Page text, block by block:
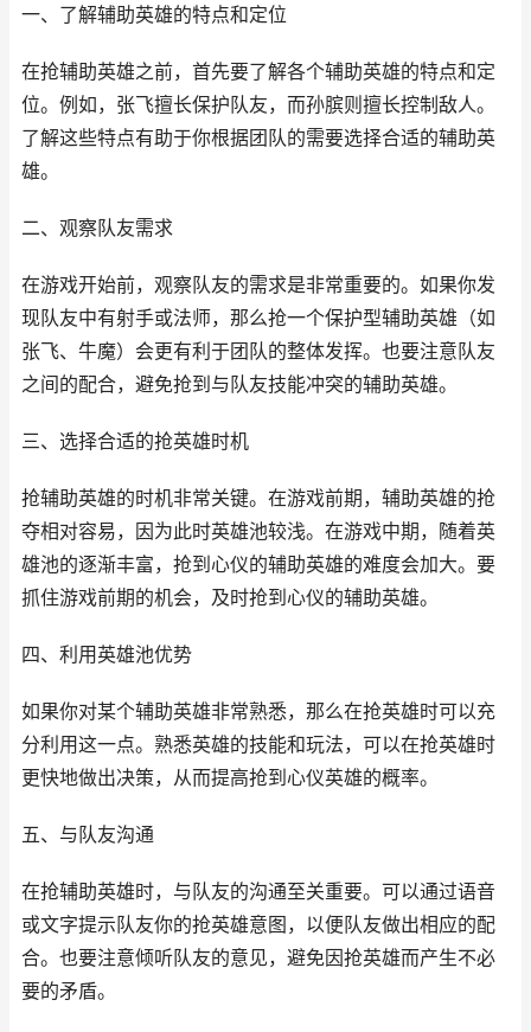
一、了解辅助英雄的特点和定位
在抢辅助英雄之前，首先要了解各个辅助英雄的特点和定
位。例如，张飞擅长保护队友，而孙膑则擅长控制敌人。
了解这些特点有助于你根据团队的需要选择合适的辅助英
雄。
二、观察队友需求
在游戏开始前，观察队友的需求是非常重要的。如果你发
现队友中有射手或法师，那么抢一个保护型辅助英雄（如
张飞、牛魔）会更有利于团队的整体发挥。也要注意队友
之间的配合，避免抢到与队友技能冲突的辅助英雄。
三、选择合适的抢英雄时机
抢辅助英雄的时机非常关键。在游戏前期，辅助英雄的抢
夺相对容易，因为此时英雄池较浅。在游戏中期，随着英
雄池的逐渐丰富，抢到心仪的辅助英雄的难度会加大。要
抓住游戏前期的机会，及时抢到心仪的辅助英雄。
四、利用英雄池优势
如果你对某个辅助英雄非常熟悉，那么在抢英雄时可以充
分利用这一点。熟悉英雄的技能和玩法，可以在抢英雄时
更快地做出决策，从而提高抢到心仪英雄的概率。
五、与队友沟通
在抢辅助英雄时，与队友的沟通至关重要。可以通过语音
或文字提示队友你的抢英雄意图，以便队友做出相应的配
合。也要注意倾听队友的意见，避免因抢英雄而产生不必
要的矛盾。